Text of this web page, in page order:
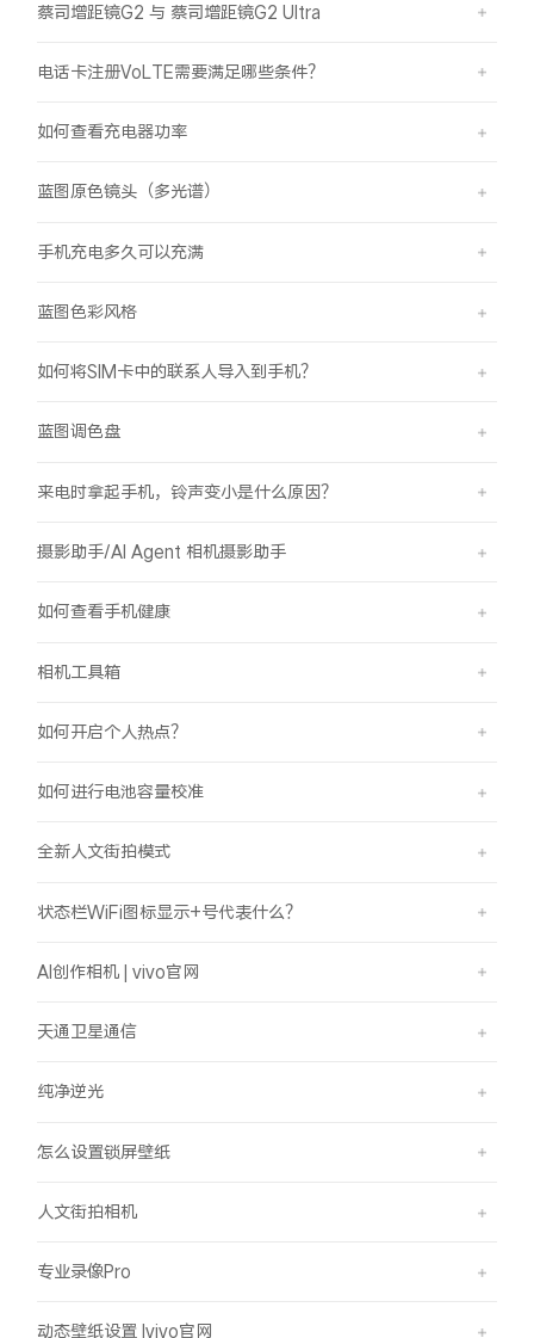
蔡司增距镜G2 与 蔡司增距镜G2 Ultra
电话卡注册VoLTE需要满足哪些条件？
如何查看充电器功率
蓝图原色镜头（多光谱）
手机充电多久可以充满
蓝图色彩风格
如何将SIM卡中的联系人导入到手机？
蓝图调色盘
来电时拿起手机，铃声变小是什么原因？
摄影助手/AI Agent 相机摄影助手
如何查看手机健康
相机工具箱
如何开启个人热点？
如何进行电池容量校准
全新人文街拍模式
状态栏WiFi图标显示+号代表什么？
AI创作相机 | vivo官网
天通卫星通信
纯净逆光
怎么设置锁屏壁纸
人文街拍相机
专业录像Pro
动态壁纸设置 |vivo官网